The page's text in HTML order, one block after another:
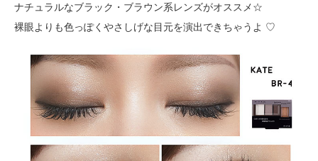
ナチュラルなブラック・ブラウン系レンズがオススメ☆
裸眼よりも色っぽくやさしげな目元を演出できちゃうよ ♡